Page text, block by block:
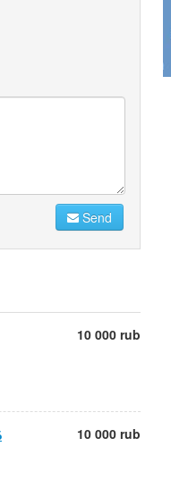
Send
10 000 rub
10 000 rub